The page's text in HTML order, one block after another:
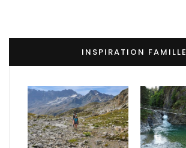
INSPIRATION FAMILLE